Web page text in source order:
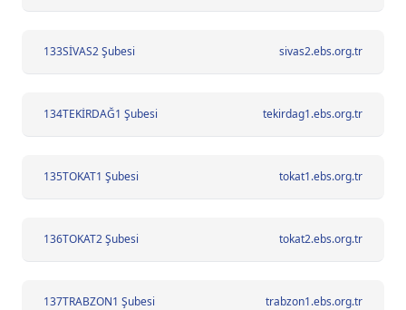
133SİVAS2 Şubesi sivas2.ebs.org.tr
134TEKİRDAĞ1 Şubesi tekirdag1.ebs.org.tr
135TOKAT1 Şubesi tokat1.ebs.org.tr
136TOKAT2 Şubesi tokat2.ebs.org.tr
137TRABZON1 Şubesi trabzon1.ebs.org.tr